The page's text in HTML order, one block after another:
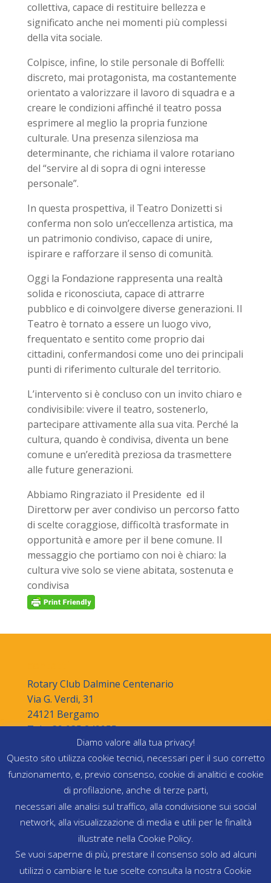
collettiva, capace di restituire bellezza e
significato anche nei momenti più complessi
della vita sociale.
Colpisce, infine, lo stile personale di Boffelli:
discreto, mai protagonista, ma costantemente
orientato a valorizzare il lavoro di squadra e a
creare le condizioni affinché il teatro possa
esprimere al meglio la propria funzione
culturale. Una presenza silenziosa ma
determinante, che richiama il valore rotariano
del “servire al di sopra di ogni interesse
personale”.
In questa prospettiva, il Teatro Donizetti si
conferma non solo un’eccellenza artistica, ma
un patrimonio condiviso, capace di unire,
ispirare e rafforzare il senso di comunità.
Oggi la Fondazione rappresenta una realtà
solida e riconosciuta, capace di attrarre
pubblico e di coinvolgere diverse generazioni. Il
Teatro è tornato a essere un luogo vivo,
frequentato e sentito come proprio dai
cittadini, confermandosi come uno dei principali
punti di riferimento culturale del territorio.
L’intervento si è concluso con un invito chiaro e
condivisibile: vivere il teatro, sostenerlo,
partecipare attivamente alla sua vita. Perché la
cultura, quando è condivisa, diventa un bene
comune e un’eredità preziosa da trasmettere
alle future generazioni.
Abbiamo Ringraziato il Presidente ed il
Direttorw per aver condiviso un percorso fatto
di scelte coraggiose, difficoltà trasformate in
opportunità e amore per il bene comune. Il
messaggio che portiamo con noi è chiaro: la
cultura vive solo se viene abitata, sostenuta e
condivisa
Rotary Club Dalmine Centenario
Via G. Verdi, 31
24121 Bergamo
Tel. +39 035 249955
segreteria@rotaryclubdalminecentenario.org
C.F. 95147460166
Diamo valore alla tua privacy!
Questo sito utilizza cookie tecnici, necessari per il suo corretto
funzionamento, e, previo consenso, cookie di analitici e cookie
di profilazione, anche di terze parti,
necessari alle analisi sul traffico, alla condivisione sui social
network, alla visualizzazione di media e utili per le finalità
illustrate nella Cookie Policy.
Se vuoi saperne di più, prestare il consenso solo ad alcuni
utilizzi o cambiare le tue scelte consulta la nostra Cookie